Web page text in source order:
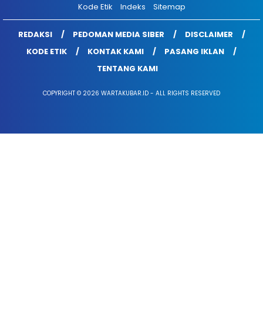
Kode Etik
Indeks Sitemap
REDAKSI PEDOMAN MEDIA SIBER
DISCLAIMER
KODE ETIK
KONTAK KAMI
PASANG IKLAN
TENTANG KAMI
COPYRIGHT © 2026 WARTAKUBAR.ID - ALL RIGHTS RESERVED